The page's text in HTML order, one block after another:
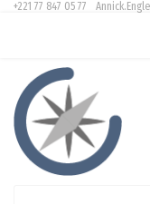
+221 77 847 05 77